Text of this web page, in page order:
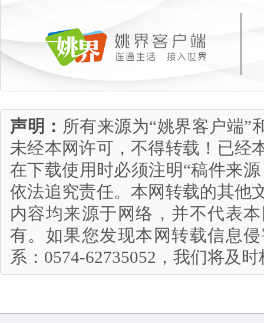
声明： 所有来源为“姚界客户端”
未经本网许可，不得转载！已经
在下载使用时必须注明“稿件来
依法追究责任。本网转载的其他
内容均来源于网络，并不代表
有。如果您发现本网转载信息
系：0574-62735052，我们将及